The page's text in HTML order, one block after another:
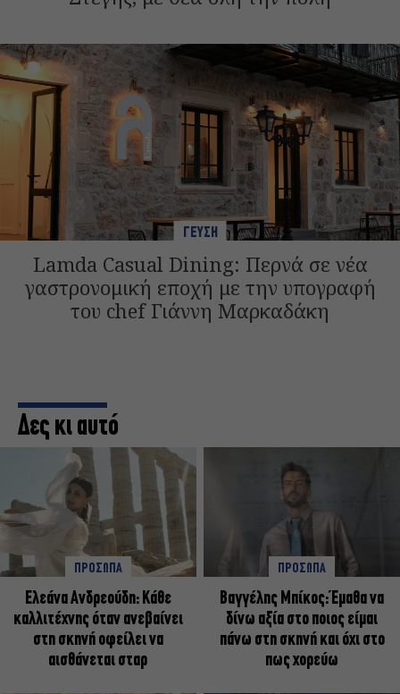
ΓΕΥΣΗ
Lamda Casual Dining: Περνά σε νέα
γαστρονομική εποχή με την υπογραφή
του chef Γιάννη Μαρκαδάκη
Δες κι αυτό
ΠΡΟΣΩΠΑ
Ελεάνα Ανδρεούδη: Κάθε
καλλιτέχνης όταν ανεβαίνει
στη σκηνή οφείλει να
αισθάνεται σταρ
ΠΡΟΣΩΠΑ
Βαγγέλης Μπίκος: Έμαθα να
δίνω αξία στο ποιος είμαι
πάνω στη σκηνή και όχι στο
πως χορεύω